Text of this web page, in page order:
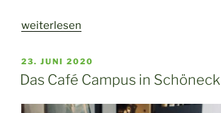
„Bergheim
Loft
in
weiterlesen
VERÖFFENTLICHT
AM
23. JUNI 2020
Das Café Campus in Schöneck